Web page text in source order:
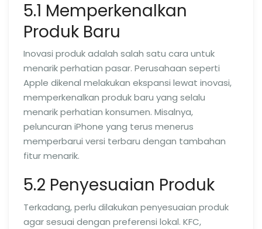
5.1 Memperkenalkan
Produk Baru
Inovasi produk adalah salah satu cara untuk
menarik perhatian pasar. Perusahaan seperti
Apple dikenal melakukan ekspansi lewat inovasi,
memperkenalkan produk baru yang selalu
menarik perhatian konsumen. Misalnya,
peluncuran iPhone yang terus menerus
memperbarui versi terbaru dengan tambahan
fitur menarik.
5.2 Penyesuaian Produk
Terkadang, perlu dilakukan penyesuaian produk
agar sesuai dengan preferensi lokal. KFC,